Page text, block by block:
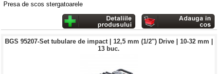
Presa de scos stergatoarele
BGS 95207-Set tubulare de impact | 12,5 mm (1/2") Drive | 10-32 mm |
13 buc.